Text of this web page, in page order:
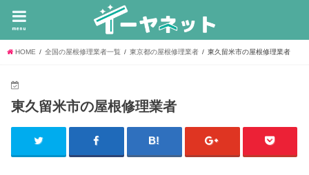
menu
HOME 全国の屋根修理業者一覧 東京都の屋根修理業者 東久留米市の屋根修理業者
東久留米市の屋根修理業者